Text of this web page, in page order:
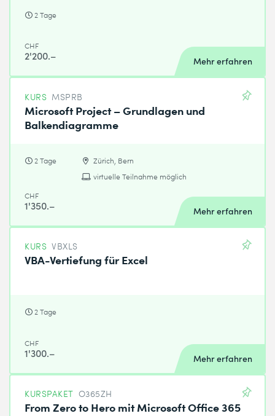
2 Tage
CHF
2'200.– Mehr erfahren
KURS MSPRB
Microsoft Project – Grundlagen und
Balkendiagramme
2 Tage
Zürich, Bern
virtuelle Teilnahme möglich
CHF
1'350.– Mehr erfahren
KURS VBXLS
VBA-Vertiefung für Excel
2 Tage
CHF
1'300.– Mehr erfahren
KURSPAKET O365ZH
From Zero to Hero mit Microsoft Office 365